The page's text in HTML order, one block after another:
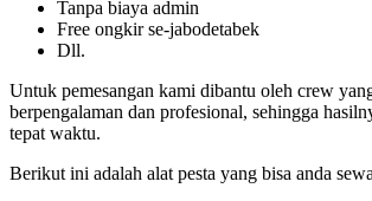
Tanpa biaya admin
Free ongkir se-jabodetabek
Dll.
Untuk pemesangan kami dibantu oleh crew
berpengalaman dan profesional, sehingga
tepat waktu.
Berikut ini adalah alat pesta yang bisa anda